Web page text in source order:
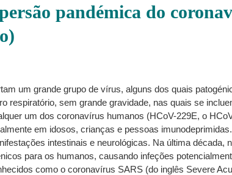
pandémica do
um grande grupo de vírus, alguns dos quais
respiratório, sem grande gravidade, nas quais se
um dos coronavírus humanos (HCoV-229E, o
em idosos, crianças e pessoas
intestinais e neurológicas. Na última
para os humanos, causando infeções
como o coronavírus SARS (do inglês Severe